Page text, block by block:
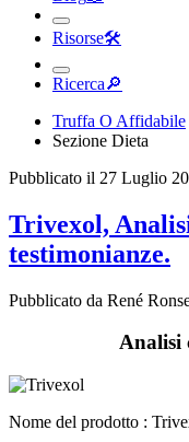
Ricerca🔎︎
Truffa O Affidabile
Pubblicato il 27 Luglio
Trivexol,
testimonianze.
Pubblicato da René Ronse
Analisi
Nome del prodotto :
Marchio : TRIVEXOL